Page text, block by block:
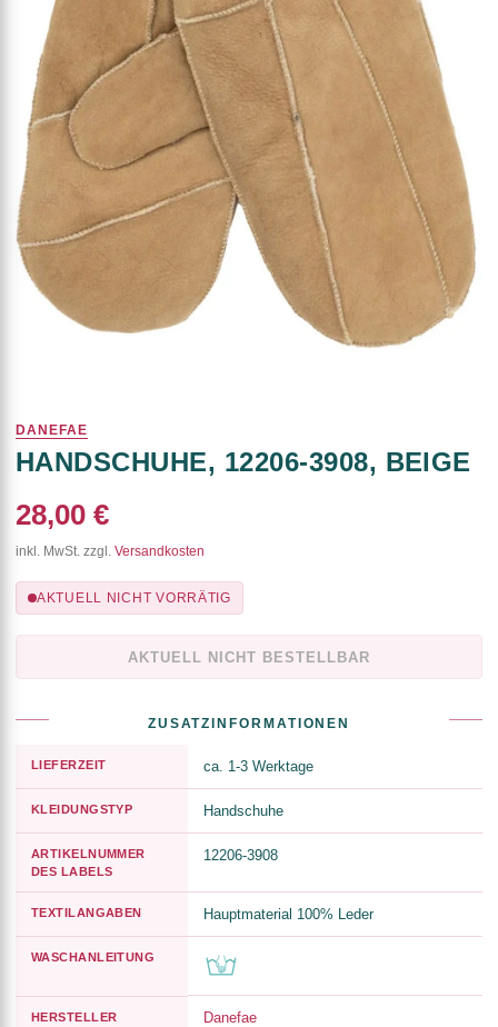
DANEFAE
HANDSCHUHE, 12206-3908, BEIGE
28,00 €
inkl. MwSt. zzgl. Versandkosten
AKTUELL NICHT VORRÄTIG
AKTUELL NICHT BESTELLBAR
ZUSATZINFORMATIONEN
LIEFERZEIT ca. 1-3 Werktage
KLEIDUNGSTYP Handschuhe
ARTIKELNUMMER
DES LABELS
12206-3908
TEXTILANGABEN Hauptmaterial 100% Leder
WASCHANLEITUNG
HERSTELLER Danefae